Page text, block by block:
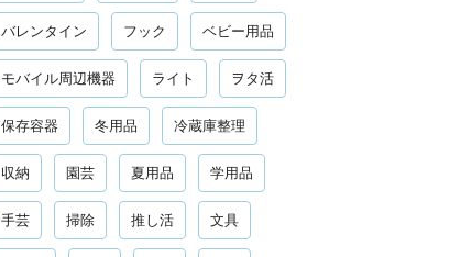
バレンタイン フック ベビー用品
モバイル周辺機器 ライト ヲタ活
保存容器 冬用品 冷蔵庫整理
収納 園芸 夏用品 学用品
手芸 掃除 推し活 文具